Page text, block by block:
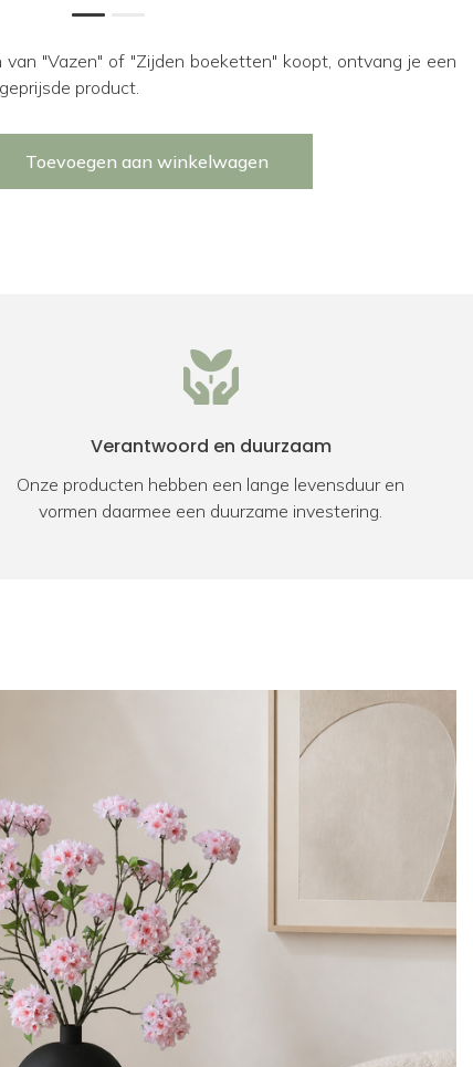
1
"Vazen" of "Zijden boeketten" koopt, ontvang je een
product.
Toevoegen aan winkelwagen
Verantwoord en duurzaam
Onze producten hebben een lange levensduur en
vormen daarmee een duurzame investering.